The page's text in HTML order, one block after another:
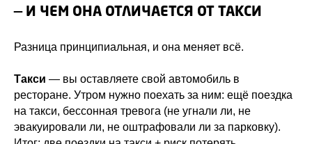
— И ЧЕМ ОНА ОТЛИЧАЕТСЯ ОТ ТАКСИ
Разница принципиальная, и она меняет всё.
Такси — вы оставляете свой автомобиль в
ресторане. Утром нужно поехать за ним: ещё поездка
на такси, бессонная тревога (не угнали ли, не
эвакуировали ли, не оштрафовали ли за парковку).